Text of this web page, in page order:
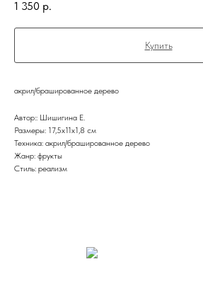
1 350 р.
Купить
акрил/брашированное дерево
Автор:: Шишигина Е.
Размеры: 17,5x11х1,8 см
Техника: акрил/брашированное дерево
Жанр: фрукты
Стиль: реализм